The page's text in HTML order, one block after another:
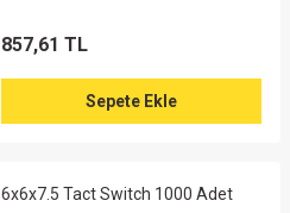
857,61 TL
Sepete Ekle
6x6x7.5 Tact Switch 1000 Adet